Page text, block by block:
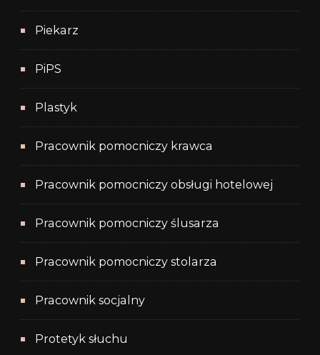
Piekarz
PiPS
Plastyk
Pracownik pomocniczy krawca
Pracownik pomocniczy obsługi hotelowej
Pracownik pomocniczy ślusarza
Pracownik pomocniczy stolarza
Pracownik socjalny
Protetyk słuchu